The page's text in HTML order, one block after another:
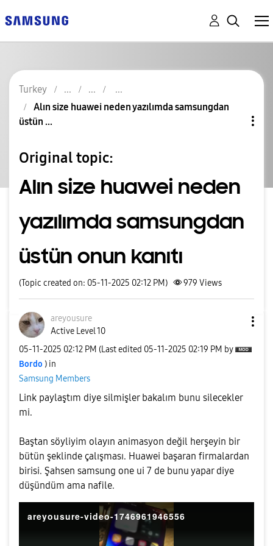
Turkey
Alın size huawei neden yazılımda samsungdan
üstün ...
Original topic:
Alın size huawei neden
yazılımda samsungdan
üstün onun kanıtı
(Topic created on: 05-11-2025 02:12 PM) 979 Views
areyousure
Active Level 10
‎05-11-2025 02:12 PM (Last edited ‎05-11-2025 02:19 PM by
Bordo ) in
Samsung Members
Link paylaştım diye silmişler bakalım bunu silecekler
mi.
Baştan söyliyim olayın animasyon değil herşeyin bir
bütün şeklinde çalışması. Huawei başaran firmalardan
birisi. Şahsen samsung one ui 7 de bunu yapar diye
düşündüm ama nafile.
areyousure-video-1746961946556